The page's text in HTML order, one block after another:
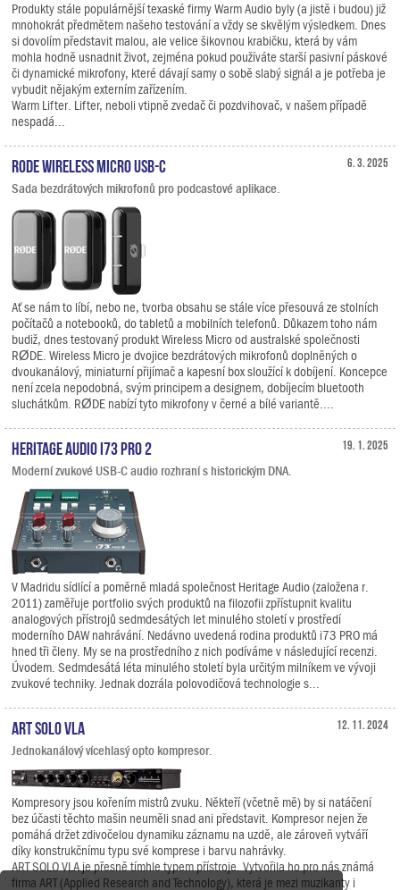
Produkty stále populárnější texaské firmy Warm Audio byly (a jistě i budou) již
mnohokrát předmětem našeho testování a vždy se skvělým výsledkem. Dnes
si dovolím představit malou, ale velice šikovnou krabičku, která by vám
mohla hodně usnadnit život, zejména pokud používáte starší pasivní páskové
či dynamické mikrofony, které dávají samy o sobě slabý signál a je potřeba je
vybudit nějakým externím zařízením.
Warm Lifter. Lifter, neboli vtipně zvedač či pozdvihovač, v našem případě
nespadá...
6. 3. 2025
RODE Wireless Micro USB-C
Sada bezdrátových mikrofonů pro podcastové aplikace.
Ať se nám to líbí, nebo ne, tvorba obsahu se stále více přesouvá ze stolních
počítačů a notebooků, do tabletů a mobilních telefonů. Důkazem toho nám
budiž, dnes testovaný produkt Wireless Micro od australské společnosti
RØDE. Wireless Micro je dvojice bezdrátových mikrofonů doplněných o
dvoukanálový, miniaturní přijímač a kapesní box sloužící k dobíjení. Koncepce
není zcela nepodobná, svým principem a designem, dobíjecím bluetooth
sluchátkům. RØDE nabízí tyto mikrofony v černé a bílé variantě....
19. 1. 2025
Heritage Audio i73 PRO 2
Moderní zvukové USB-C audio rozhraní s historickým DNA.
V Madridu sídlící a poměrně mladá společnost Heritage Audio (založena r.
2011) zaměřuje portfolio svých produktů na filozofii zpřístupnit kvalitu
analogových přístrojů sedmdesátých let minulého století v prostředí
moderního DAW nahrávání. Nedávno uvedená rodina produktů i73 PRO má
hned tři členy. My se na prostředního z nich podíváme v následující recenzi.
Úvodem. Sedmdesátá léta minulého století byla určitým milníkem ve vývoji
zvukové techniky. Jednak dozrála polovodičová technologie s...
12. 11. 2024
ART SOLO VLA
Jednokanálový vícehlasý opto kompresor.
Kompresory jsou kořením mistrů zvuku. Někteří (včetně mě) by si natáčení
bez účasti těchto mašin neuměli snad ani představit. Kompresor nejen že
pomáhá držet zdivočelou dynamiku záznamu na uzdě, ale zároveň vytváří
díky konstrukčnímu typu své komprese i barvu nahrávky.
ART SOLO VLA je přesně tímhle typem přístroje. Vytvořila ho pro nás známá
firma ART (Applied Research and Technology), která je mezi muzikanty i